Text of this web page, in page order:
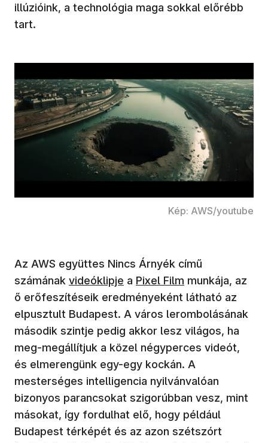
illúzióink, a technológia maga sokkal előrébb
tart.
Kép: AWS/youtube
Az AWS együttes Nincs Árnyék című
számának videóklipje a Pixel Film munkája, az
ő erőfeszítéseik eredményeként látható az
elpusztult Budapest. A város lerombolásának
második szintje pedig akkor lesz világos, ha
meg-megállítjuk a közel négyperces videót,
és elmerengünk egy-egy kockán. A
mesterséges intelligencia nyilvánvalóan
bizonyos parancsokat szigorúbban vesz, mint
másokat, így fordulhat elő, hogy például
Budapest térképét és az azon szétszórt